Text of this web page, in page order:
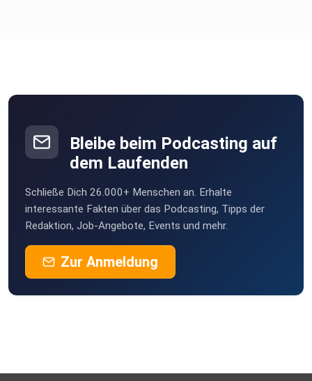
Bleibe beim Podcasting auf
dem Laufenden
Schließe Dich 26.000+ Menschen an. Erhalte
interessante Fakten über das Podcasting, Tipps der
Redaktion, Job-Angebote, Events und mehr.
Zur Anmeldung